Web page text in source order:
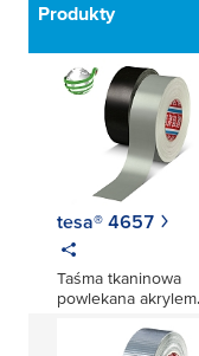
Produkty
tesa® 4657
Taśma tkaninowa
powlekana akrylem,
temperaturę